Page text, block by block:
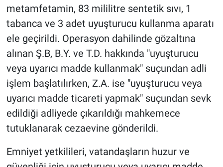
metamfetamin, 83 mililitre sentetik sıvı, 1
tabanca ve 3 adet uyuşturucu kullanma aparatı
ele geçirildi. Operasyon dahilinde gözaltına
alınan Ş.B, B.Y. ve T.D. hakkında "uyuşturucu
veya uyarıcı madde kullanmak" suçundan adli
işlem başlatılırken, Z.A. ise "uyuşturucu veya
uyarıcı madde ticareti yapmak" suçundan sevk
edildiği adliyede çıkarıldığı mahkemece
tutuklanarak cezaevine gönderildi.
Emniyet yetkilileri, vatandaşların huzur ve